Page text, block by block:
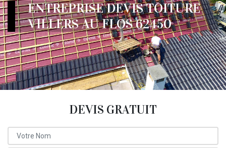
ENTREPRISE DEVIS TOITURE
VILLERS AU FLOS 62450
DEVIS GRATUIT